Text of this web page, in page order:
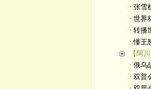
· 张雪
· 世界
· 转播
· 懂王
【阿
· 俄乌
· 双普